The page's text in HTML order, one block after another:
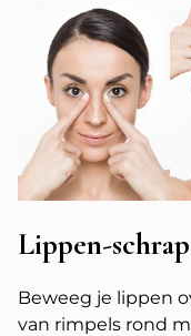
Lippen-
Beweeg je lippen
van rimpels rond